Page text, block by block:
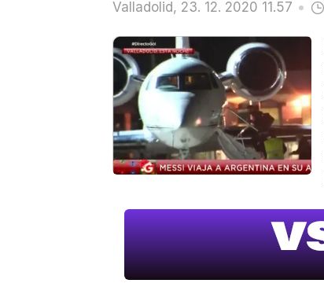
Valladolid, 23. 12. 2020 11.57